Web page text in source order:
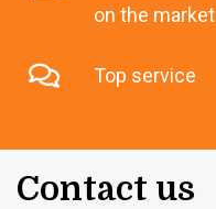
on the market
Top service
Contact us